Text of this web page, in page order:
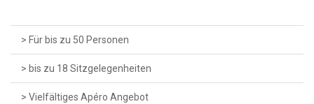
> Für bis zu 50 Personen
> bis zu 18 Sitzgelegenheiten
> Vielfältiges Apéro Angebot